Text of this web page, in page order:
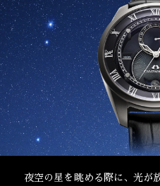
夜空の星を眺める際に、光が